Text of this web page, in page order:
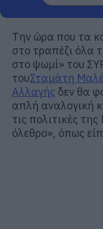
Την ώρα που τα
στο τραπέζι όλα
στο ψωμί» του
τουΣταμάτη
Αλλαγής δεν θα
απλή αναλογική
τις πολιτικές
όλεθρο», όπως